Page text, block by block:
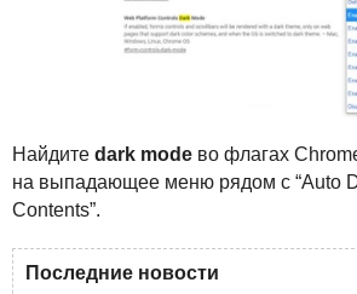
Найдите dark mode во флагах
на выпадающее меню рядом с “Auto
Contents”.
Последние новости